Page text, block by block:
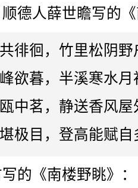
人薛世瞻写的《
徊，竹里松阴野
暮，半溪寒水月
茗，静送香风屋
目，登高能赋自
《南楼野眺》：